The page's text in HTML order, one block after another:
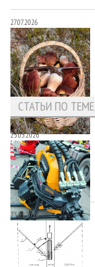
27.07.2026
СТАТЬИ ПО ТЕМЕ
23.03.2026
23.03.2026